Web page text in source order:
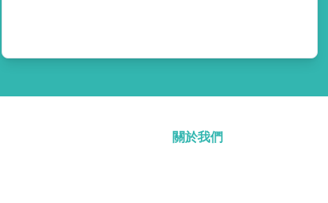
關於我們